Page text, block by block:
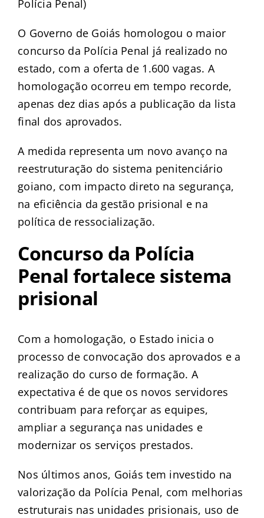
Polícia Penal)
O Governo de Goiás homologou o maior
concurso da Polícia Penal já realizado no
estado, com a oferta de 1.600 vagas. A
homologação ocorreu em tempo recorde,
apenas dez dias após a publicação da lista
final dos aprovados.
A medida representa um novo avanço na
reestruturação do sistema penitenciário
goiano, com impacto direto na segurança,
na eficiência da gestão prisional e na
política de ressocialização.
Concurso da Polícia
Penal fortalece sistema
prisional
Com a homologação, o Estado inicia o
processo de convocação dos aprovados e a
realização do curso de formação. A
expectativa é de que os novos servidores
contribuam para reforçar as equipes,
ampliar a segurança nas unidades e
modernizar os serviços prestados.
Nos últimos anos, Goiás tem investido na
valorização da Polícia Penal, com melhorias
estruturais nas unidades prisionais, uso de